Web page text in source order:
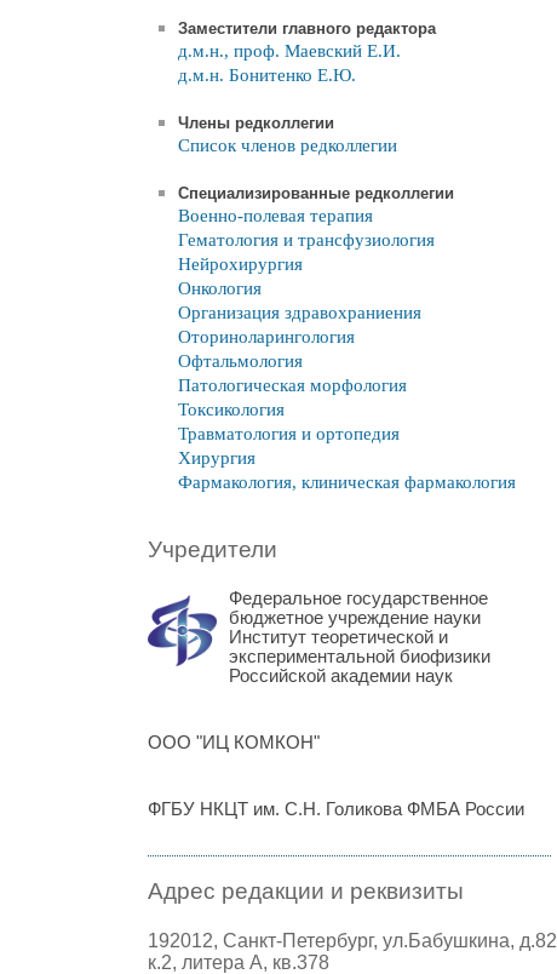
Заместители главного редактора
д.м.н., проф. Маевский Е.И.
д.м.н. Бонитенко Е.Ю.
Члены редколлегии
Список членов редколлегии
Специализированные редколлегии
Военно-полевая терапия
Гематология и трансфузиология
Нейрохирургия
Онкология
Организация здравохраниения
Оториноларингология
Офтальмология
Патологическая морфология
Токсикология
Травматология и ортопедия
Хирургия
Фармакология, клиническая фармакология
Учредители
Федеральное государственное
бюджетное учреждение науки
Институт теоретической и
экспериментальной биофизики
Российской академии наук
ООО "ИЦ КОМКОН"
ФГБУ НКЦТ им. С.Н. Голикова ФМБА России
Адрес редакции и реквизиты
192012, Санкт-Петербург, ул.Бабушкина, д.82
к.2, литера А, кв.378